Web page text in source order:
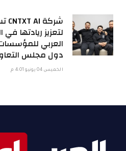
لتعزيز ريادتها
العربي
دول مجلس
الخميس 04 يونيو 4:01 م